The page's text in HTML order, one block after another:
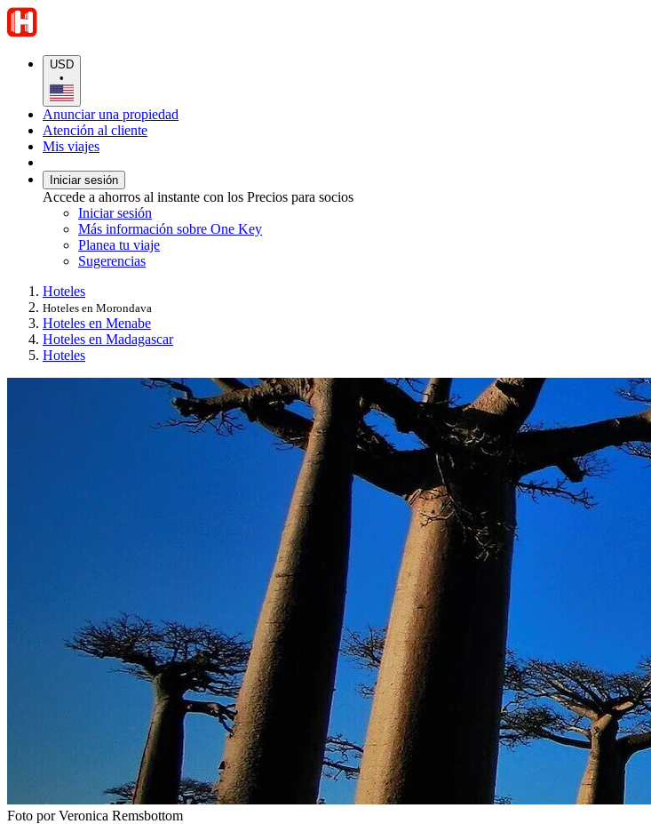
USD
•
Anunciar una propiedad
Atención al cliente
Mis viajes
Iniciar sesión
Accede a ahorros al instante con los Precios para socios
Iniciar sesión
Más información sobre One Key
Planea tu viaje
Sugerencias
Hoteles
Hoteles en Morondava
Hoteles en Menabe
Hoteles en Madagascar
Hoteles
Foto por Veronica Remsbottom